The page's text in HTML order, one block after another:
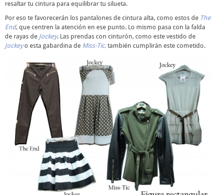
resaltar tu cintura para equilibrar tu silueta.
Por eso te favorecerán los pantalones de cintura alta, como estos de The
End, que centren la atención en ese punto. Lo mismo pasa con la falda
de rayas de Jockey. Las prendas con cinturón, como este vestido de
Jockeyo esta gabardina de Miss-Tic, también cumplirán este cometido.